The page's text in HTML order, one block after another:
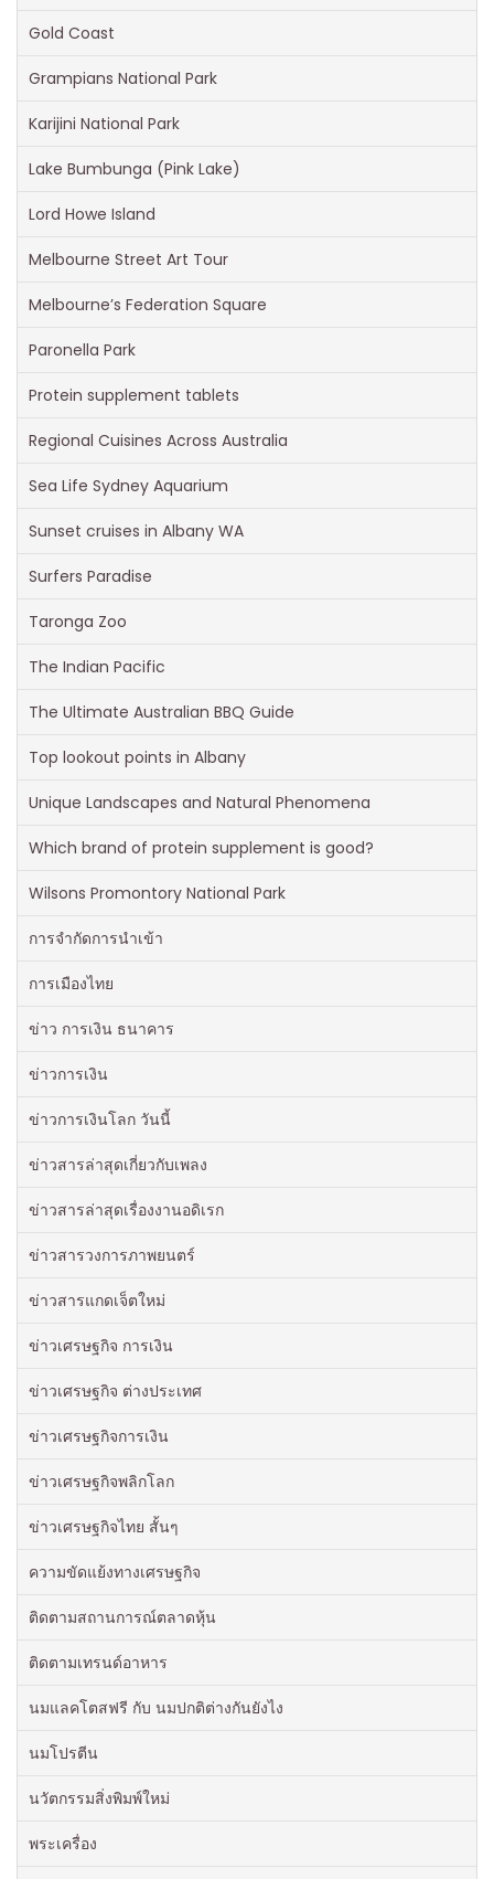
Gold Coast
Grampians National Park
Karijini National Park
Lake Bumbunga (Pink Lake)
Lord Howe Island
Melbourne Street Art Tour
Melbourne’s Federation Square
Paronella Park
Protein supplement tablets
Regional Cuisines Across Australia
Sea Life Sydney Aquarium
Sunset cruises in Albany WA
Surfers Paradise
Taronga Zoo
The Indian Pacific
The Ultimate Australian BBQ Guide
Top lookout points in Albany
Unique Landscapes and Natural Phenomena
Which brand of protein supplement is good?
Wilsons Promontory National Park
การจำกัดการนำเข้า
การเมืองไทย
ข่าว การเงิน ธนาคาร
ข่าวการเงิน
ข่าวการเงินโลก วันนี้
ข่าวสารล่าสุดเกี่ยวกับเพลง
ข่าวสารล่าสุดเรื่องงานอดิเรก
ข่าวสารวงการภาพยนตร์
ข่าวสารแกดเจ็ตใหม่
ข่าวเศรษฐกิจ การเงิน
ข่าวเศรษฐกิจ ต่างประเทศ
ข่าวเศรษฐกิจการเงิน
ข่าวเศรษฐกิจพลิกโลก
ข่าวเศรษฐกิจไทย สั้นๆ
ความขัดแย้งทางเศรษฐกิจ
ติดตามสถานการณ์ตลาดหุ้น
ติดตามเทรนด์อาหาร
นมแลคโตสฟรี กับ นมปกติต่างกันยังไง
นมโปรตีน
นวัตกรรมสิ่งพิมพ์ใหม่
พระเครื่อง